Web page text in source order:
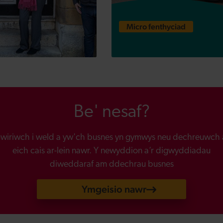
Luxstar
Micro fenthyciad
Be' nesaf?
i weld a yw'ch busnes yn gymwys neu dechreuwch
eich cais ar-lein nawr. Y newyddion a’r digwyddiadau
diweddaraf am ddechrau busnes
Ymgeisio nawr